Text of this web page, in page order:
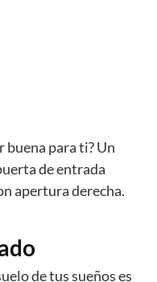
buena para ti? Un
de entrada
apertura derecha.
de tus sueños es